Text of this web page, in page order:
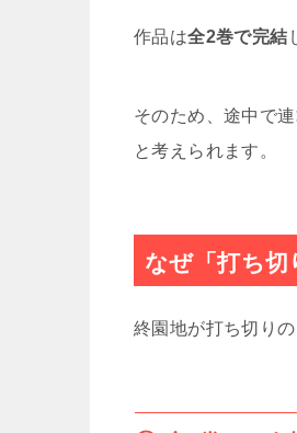
作品は全2巻で完結
そのため、途中で
と考えられます。
なぜ「打ち
終園地が打ち切り